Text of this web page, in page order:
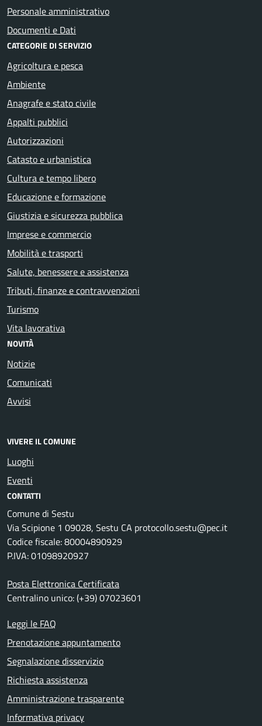
Personale amministrativo
Documenti e Dati
CATEGORIE DI SERVIZIO
Agricoltura e pesca
Ambiente
Anagrafe e stato civile
Appalti pubblici
Autorizzazioni
Catasto e urbanistica
Cultura e tempo libero
Educazione e formazione
Giustizia e sicurezza pubblica
Imprese e commercio
Mobilità e trasporti
Salute, benessere e assistenza
Tributi, finanze e contravvenzioni
Turismo
Vita lavorativa
NOVITÀ
Notizie
Comunicati
Avvisi
VIVERE IL COMUNE
Luoghi
Eventi
CONTATTI
Comune di Sestu
Via Scipione 1 09028, Sestu CA protocollo.sestu@pec.it
Codice fiscale: 80004890929
P.IVA: 01098920927
Posta Elettronica Certificata
Centralino unico: (+39) 07023601
Leggi le FAQ
Prenotazione appuntamento
Segnalazione disservizio
Richiesta assistenza
Amministrazione trasparente
Informativa privacy